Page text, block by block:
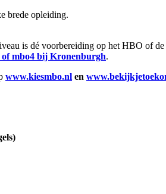
brede opleiding.
is dé voorbereiding op het HBO of
of mbo4 bij Kronenburgh.
www.kiesmbo.nl en